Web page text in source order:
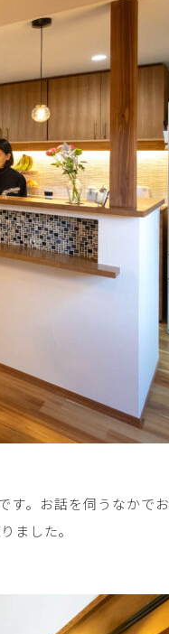
す。お話を伺うなかでお
ました。